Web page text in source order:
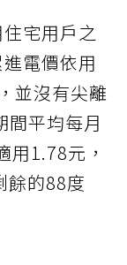
宅用戶之
電價依用
並沒有尖離
間平均每月
用1.78元，
餘的88度